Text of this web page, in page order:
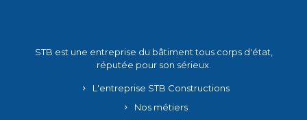
STB est une entreprise du bâtiment tous corps d'état,
réputée pour son sérieux.
L'entreprise STB Constructions
Nos métiers